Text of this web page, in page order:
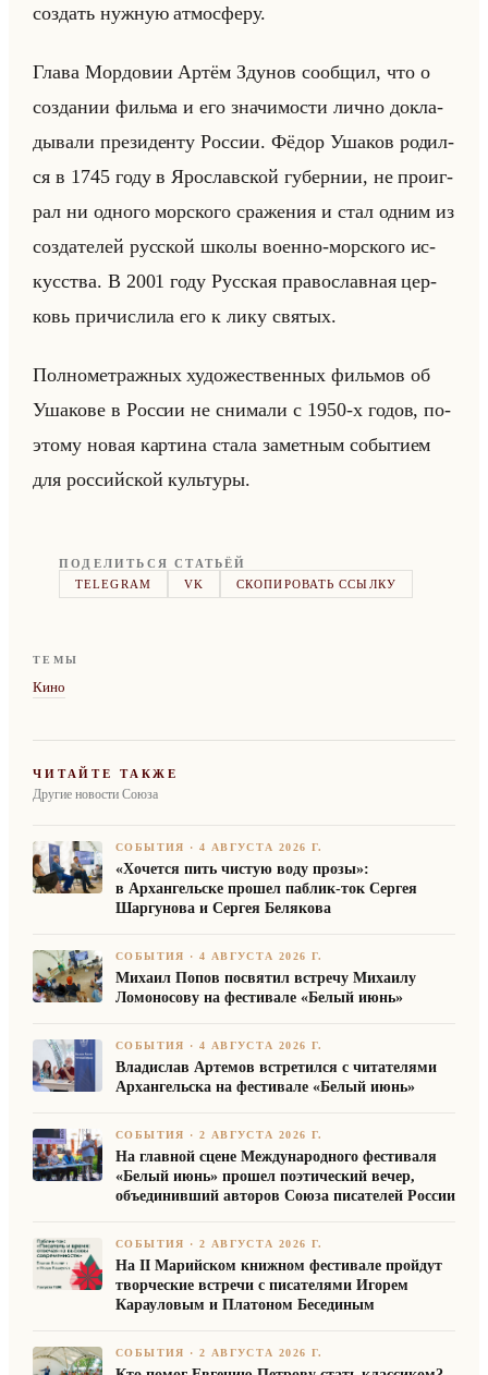
со­здать нуж­ную ат­мо­сфе­ру.
Глава Мор­до­вии Артём Зду­нов со­об­щил, что о
со­зда­нии фильма и его зна­чи­мо­сти лично до­кла­
ды­ва­ли пре­зи­ден­ту Рос­сии. Фёдор Уша­ков ро­дил­
ся в 1745 году в Яро­слав­ской гу­бер­нии, не про­иг­
рал ни од­но­го мор­ско­го сра­же­ния и стал одним из
со­зда­те­лей рус­ской школы во­ен­но-мор­ско­го ис­
кус­ства. В 2001 году Рус­ская пра­во­слав­ная цер­
ковь при­чис­ли­ла его к лику свя­тых.
Пол­но­мет­раж­ных ху­до­же­ствен­ных фильмов об
Уша­ко­ве в Рос­сии не сни­ма­ли с 1950-х годов, по­
это­му новая кар­ти­на стала за­мет­ным со­бы­ти­ем
для рос­сийской культу­ры.
ПОДЕЛИТЬСЯ СТАТЬЁЙ
TELEGRAM
VK СКОПИРОВАТЬ ССЫЛКУ
ТЕМЫ
Кино
ЧИТАЙТЕ ТАКЖЕ
Другие новости Союза
СОБЫТИЯ ·4 АВГУСТА 2026 Г.
«Хочется пить чистую воду прозы»:
в Архангельске прошел паблик-ток Сергея
Шаргунова и Сергея Белякова
СОБЫТИЯ ·4 АВГУСТА 2026 Г.
Михаил Попов посвятил встречу Михаилу
Ломоносову на фестивале «Белый июнь»
СОБЫТИЯ ·4 АВГУСТА 2026 Г.
Владислав Артемов встретился с читателями
Архангельска на фестивале «Белый июнь»
СОБЫТИЯ ·2 АВГУСТА 2026 Г.
На главной сцене Международного фестиваля
«Белый июнь» прошел поэтический вечер,
объединивший авторов Союза писателей России
СОБЫТИЯ ·2 АВГУСТА 2026 Г.
На II Марийском книжном фестивале пройдут
творческие встречи с писателями Игорем
Карауловым и Платоном Бесединым
СОБЫТИЯ ·2 АВГУСТА 2026 Г.